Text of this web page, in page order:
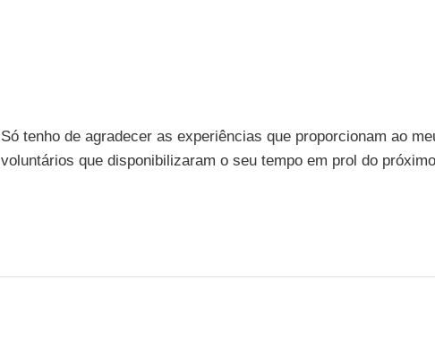
Só tenho de agradecer as experiências que proporcionam ao
voluntários que disponibilizaram o seu tempo em prol do